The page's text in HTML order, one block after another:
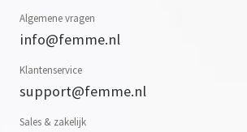
Algemene vragen
info@femme.nl
Klantenservice
support@femme.nl
Sales & zakelijk